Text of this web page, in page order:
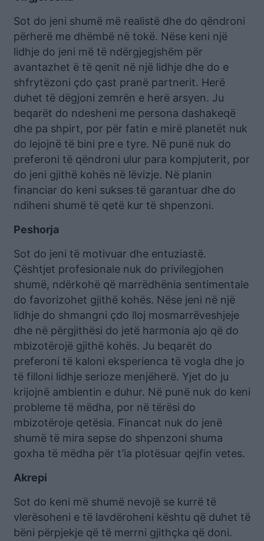
Sot do jeni shumë më realistë dhe do qëndroni
përherë me dhëmbë në tokë. Nëse keni një
lidhje do jeni më të ndërgjegjshëm për
avantazhet ë të qenit në një lidhje dhe do e
shfrytëzoni çdo çast pranë partnerit. Herë
duhet të dëgjoni zemrën e herë arsyen. Ju
beqarët do ndesheni me persona dashakeqë
dhe pa shpirt, por për fatin e mirë planetët nuk
do lejojnë të bini pre e tyre. Në punë nuk do
preferoni të qëndroni ulur para kompjuterit, por
do jeni gjithë kohës në lëvizje. Në planin
financiar do keni sukses të garantuar dhe do
ndiheni shumë të qetë kur të shpenzoni.
Peshorja
Sot do jeni të motivuar dhe entuziastë.
Çështjet profesionale nuk do privilegjohen
shumë, ndërkohë që marrëdhënia sentimentale
do favorizohet gjithë kohës. Nëse jeni në një
lidhje do shmangni çdo lloj mosmarrëveshjeje
dhe në përgjithësi do jetë harmonia ajo që do
mbizotërojë gjithë kohës. Ju beqarët do
preferoni të kaloni eksperienca të vogla dhe jo
të filloni lidhje serioze menjëherë. Yjet do ju
krijojnë ambientin e duhur. Në punë nuk do keni
probleme të mëdha, por në tërësi do
mbizotëroje qetësia. Financat nuk do jenë
shumë të mira sepse do shpenzoni shuma
goxha të mëdha për t’ia plotësuar qejfin vetes.
Akrepi
Sot do keni më shumë nevojë se kurrë të
vlerësoheni e të lavdëroheni kështu që duhet të
bëni përpjekje që të merrni gjithçka që doni.